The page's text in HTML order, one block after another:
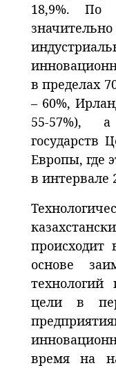
18,9%. По
в пределах
– 60%,
55-57%),
государств
Европы, где
в интервале
происходит
основе
цели в
время на